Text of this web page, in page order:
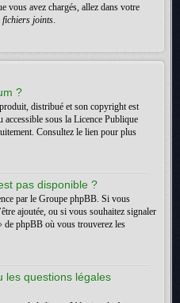
vous avez chargés, allez dans votre
fichiers joints.
?
distribué et son copyright est
accessible sous la Licence Publique
Consultez le lien pour plus
pas disponible ?
par le Groupe phpBB. Si vous
ajoutée, ou si vous souhaitez signaler
de phpBB où vous trouverez les
les questions légales